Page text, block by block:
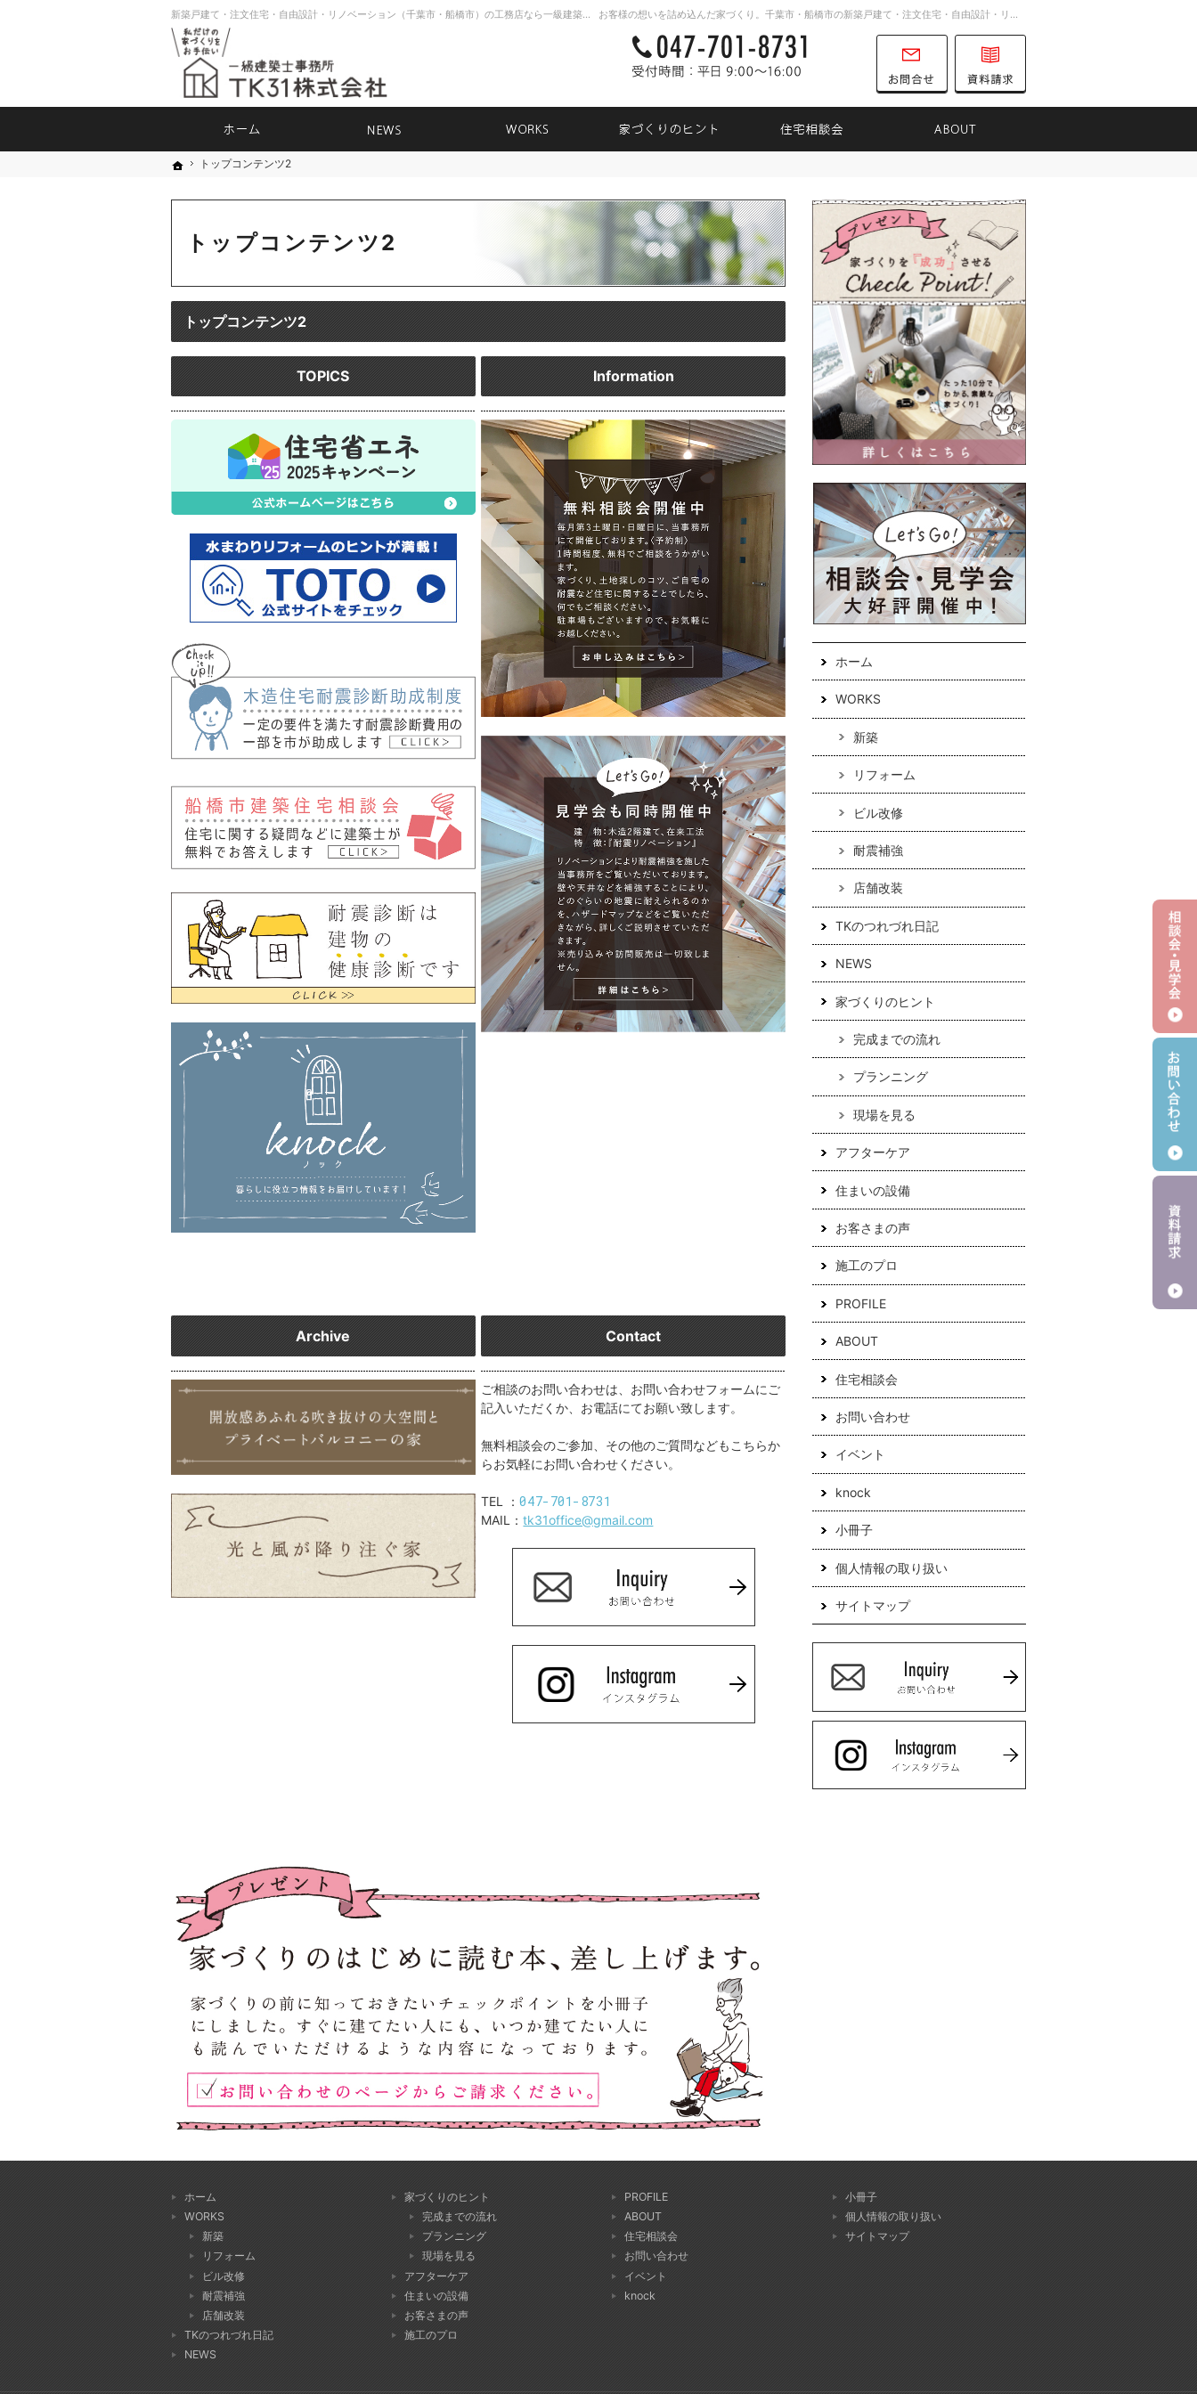
ホーム
トップコンテンツ2
トップコンテンツ2
お客様の想いを詰め込んだ家づくり。千葉市・船橋市の新築戸建て・注文住宅・自由設計・リノベーションを手がける工務店ならTK31へ。
新築戸建て・注文住宅・自由設計・リノベーション（千葉市・船橋市）の工務店なら一級建築士事務所TK31
トップコンテンツ2
TOPICS Information
Archive Contact
ご相談のお問い合わせは、お問い合わせフォームにご
記入いただくか、お電話にてお願い致します。
無料相談会のご参加、その他のご質問などもこちらか
らお気軽にお問い合わせください。
TEL ：047-701-8731
MAIL：tk31office@gmail.com
ホーム
WORKS
新築
リフォーム
ビル改修
耐震補強
店舗改装
TKのつれづれ日記
NEWS
家づくりのヒント
完成までの流れ
プランニング
現場を見る
アフターケア
住まいの設備
お客さまの声
施工のプロ
PROFILE
ABOUT
住宅相談会
お問い合わせ
イベント
knock
小冊子
個人情報の取り扱い
サイトマップ
047-701-8731
営業時間
9:00～16:00
定休日
土曜日
日曜日 お問合せ
ホームトップコンテンツ2
ホーム
WORKS
新築
リフォーム
ビル改修
耐震補強
店舗改装
TKのつれづれ日記
NEWS
家づくりのヒント
完成までの流れ
プランニング
現場を見る
アフターケア
住まいの設備
お客さまの声
施工のプロ
PROFILE
ABOUT
住宅相談会
お問い合わせ
イベント
knock
小冊子
個人情報の取り扱い
サイトマップ